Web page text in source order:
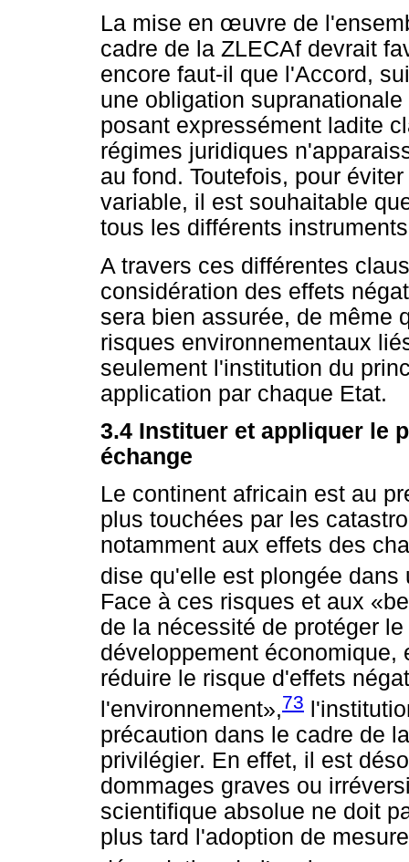
La mise en œuvre de
cadre de la ZLECAf devrait
encore faut-il que l'Accord,
une obligation
posant expressément ladite
régimes juridiques
au fond. Toutefois, pour
variable, il est souhaitable
tous les différents
A travers ces différentes
considération des effets
sera bien assurée, de même
risques environnementaux
seulement l'institution du
application par chaque Etat.
3.4 Instituer et appliquer le
échange
Le continent africain est au
plus touchées par les
notamment aux effets des
dise qu'elle est plongée
Face à ces risques et aux
de la nécessité de protéger
développement économique,
réduire le risque d'effets
l'environnement»,73
précaution dans le cadre de
privilégier. En effet, il est
dommages graves ou
scientifique absolue ne doit
plus tard l'adoption de